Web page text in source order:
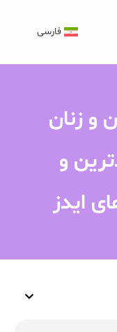
فارسی
و زنان
و
ایدز